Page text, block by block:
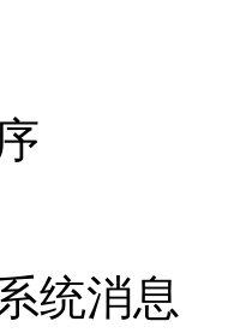
统消息